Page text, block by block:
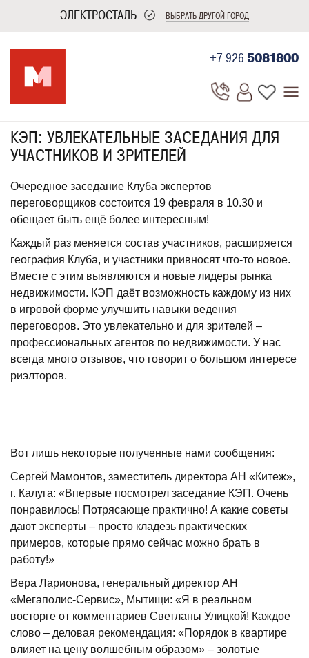
ЭЛЕКТРОСТАЛЬ ВЫБРАТЬ ДРУГОЙ ГОРОД
+7 926 5081800
КЭП: УВЛЕКАТЕЛЬНЫЕ ЗАСЕДАНИЯ ДЛЯ
УЧАСТНИКОВ И ЗРИТЕЛЕЙ
Очередное заседание Клуба экспертов
переговорщиков состоится 19 февраля в 10.30 и
обещает быть ещё более интересным!
Каждый раз меняется состав участников, расширяется
география Клуба, и участники привносят что-то новое.
Вместе с этим выявляются и новые лидеры рынка
недвижимости. КЭП даёт возможность каждому из них
в игровой форме улучшить навыки ведения
переговоров. Это увлекательно и для зрителей –
профессиональных агентов по недвижимости. У нас
всегда много отзывов, что говорит о большом интересе
риэлторов.
Вот лишь некоторые полученные нами сообщения:
Сергей Мамонтов, заместитель директора АН «Китеж»,
г. Калуга: «Впервые посмотрел заседание КЭП. Очень
понравилось! Потрясающе практично! А какие советы
дают эксперты – просто кладезь практических
примеров, которые прямо сейчас можно брать в
работу!»
Вера Ларионова, генеральный директор АН
«Мегаполис-Сервис», Мытищи: «Я в реальном
восторге от комментариев Светланы Улицкой! Каждое
слово – деловая рекомендация: «Порядок в квартире
влияет на цену волшебным образом» – золотые